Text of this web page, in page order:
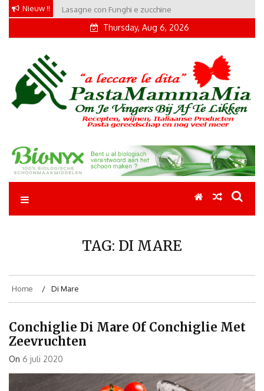
Skip
Nieuw !! Lasagne con Funghi e zucchine
Thursday, Aug 6, 2026
Pastamammamia
Pastarecepten om je vingers bij af te likken
TAG: DI MARE
Home Di Mare
Conchiglie Di Mare Of Conchiglie Met
Zeevruchten
On 6 juli 2020